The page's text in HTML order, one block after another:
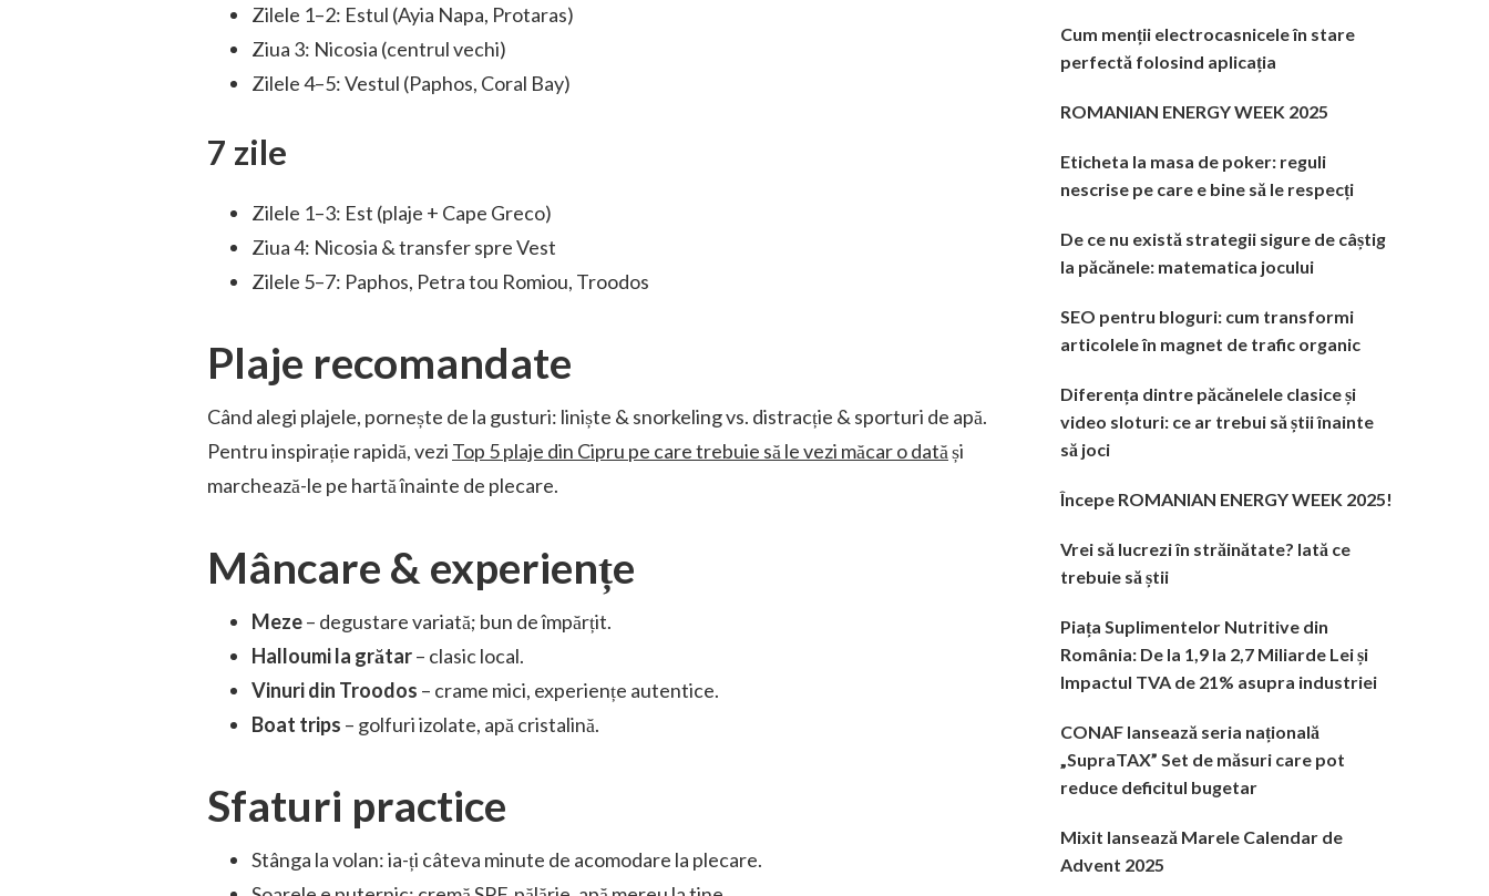
Zilele 1–2: Estul (Ayia Napa, Protaras)
Ziua 3: Nicosia (centrul vechi)
Zilele 4–5: Vestul (Paphos, Coral Bay)
7 zile
Zilele 1–3: Est (plaje + Cape Greco)
Ziua 4: Nicosia & transfer spre Vest
Zilele 5–7: Paphos, Petra tou Romiou, Troodos
Plaje recomandate
Când alegi plajele, pornește de la gusturi: liniște & snorkeling vs. distracție & sporturi de apă.
Pentru inspirație rapidă, vezi Top 5 plaje din Cipru pe care trebuie să le vezi măcar o datăși
marchează-le pe hartă înainte de plecare.
Mâncare & experiențe
Meze– degustare variată; bun de împărțit.
Halloumi la grătar– clasic local.
Vinuri din Troodos – crame mici, experiențe autentice.
Boat trips – golfuri izolate, apă cristalină.
Sfaturi practice
Stânga la volan: ia-ți câteva minute de acomodare la plecare.
Cum menții electrocasnicele în stare
perfectă folosind aplicația
ROMANIAN ENERGY WEEK 2025
Eticheta la masa de poker: reguli
nescrise pe care e bine să le respecți
De ce nu există strategii sigure de câștig
la păcănele: matematica jocului
SEO pentru bloguri: cum transformi
articolele în magnet de trafic organic
Diferența dintre păcănelele clasice și
video sloturi: ce ar trebui să știi înainte
să joci
Începe ROMANIAN ENERGY WEEK 2025!
Vrei să lucrezi în străinătate? Iată ce
trebuie să știi
Piața Suplimentelor Nutritive din
România: De la 1,9 la 2,7 Miliarde Lei și
Impactul TVA de 21% asupra industriei
CONAF lansează seria națională
„SupraTAX” Set de măsuri care pot
reduce deficitul bugetar
Mixit lansează Marele Calendar de
Advent 2025